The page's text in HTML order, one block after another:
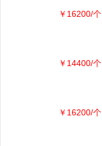
￥16200/个
￥14400/个
￥16200/个